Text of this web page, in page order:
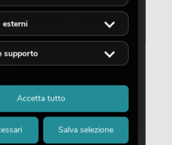
per ultimi
esterni
supporto
Salva selezione
Accetta tutto